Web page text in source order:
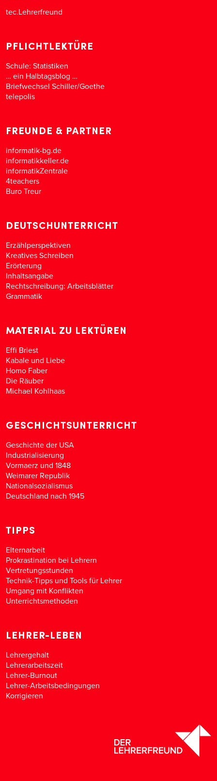
tec.Lehrerfreund
PFLICHTLEKTÜRE
Schule: Statistiken
… ein Halbtagsblog …
Briefwechsel Schiller/Goethe
telepolis
FREUNDE & PARTNER
informatik-bg.de
informatikkeller.de
informatikZentrale
4teachers
Buro Treur
DEUTSCHUNTERRICHT
Erzählperspektiven
Kreatives Schreiben
Erörterung
Inhaltsangabe
Rechtschreibung: Arbeitsblätter
Grammatik
MATERIAL ZU LEKTÜREN
Effi Briest
Kabale und Liebe
Homo Faber
Die Räuber
Michael Kohlhaas
GESCHICHTSUNTERRICHT
Geschichte der USA
Industrialisierung
Vormaerz und 1848
Weimarer Republik
Nationalsozialismus
Deutschland nach 1945
TIPPS
Elternarbeit
Prokrastination bei Lehrern
Vertretungsstunden
Technik-Tipps und Tools für Lehrer
Umgang mit Konflikten
Unterrichtsmethoden
LEHRER-LEBEN
Lehrergehalt
Lehrerarbeitszeit
Lehrer-Burnout
Lehrer-Arbeitsbedingungen
Korrigieren